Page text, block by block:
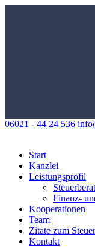
06021 - 44 24 536
Start
Kanzlei
Leistungsprofil
Finanz-
Kooperationen
Team
Zitate zum
Kontakt